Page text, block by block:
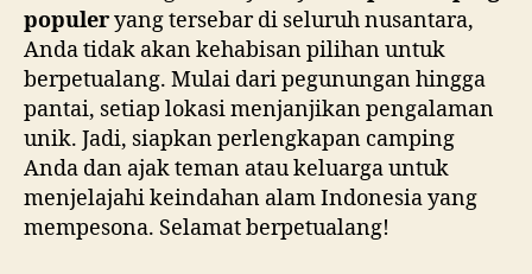
populeryang tersebar di seluruh nusantara,
Anda tidak akan kehabisan pilihan untuk
berpetualang. Mulai dari pegunungan hingga
pantai, setiap lokasi menjanjikan pengalaman
unik. Jadi, siapkan perlengkapan camping
Anda dan ajak teman atau keluarga untuk
menjelajahi keindahan alam Indonesia yang
mempesona. Selamat berpetualang!